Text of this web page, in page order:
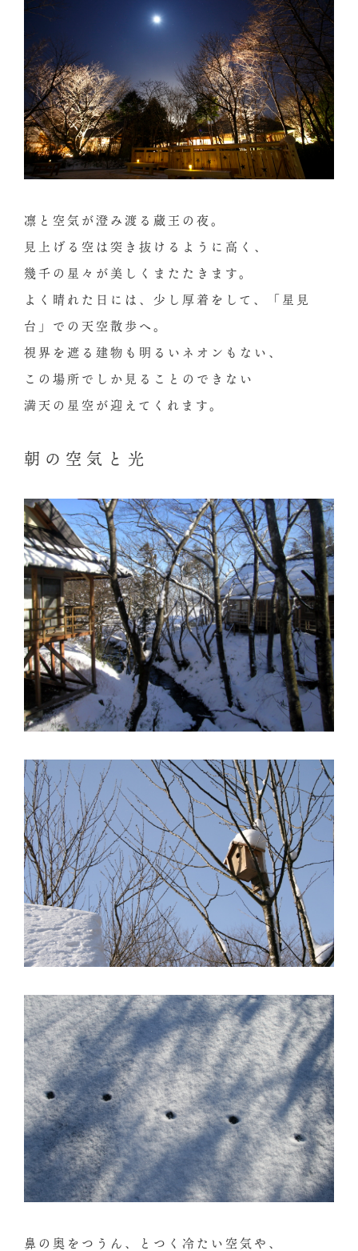
凛と空気が澄み渡る蔵王の夜。
見上げる空は突き抜けるように高く、
幾千の星々が美しくまたたきます。
よく晴れた日には、少し厚着をして、「星見
台」での天空散歩へ。
視界を遮る建物も明るいネオンもない、
この場所でしか見ることのできない
満天の星空が迎えてくれます。
朝の空気と光
鼻の奥をつうん、とつく冷たい空気や、